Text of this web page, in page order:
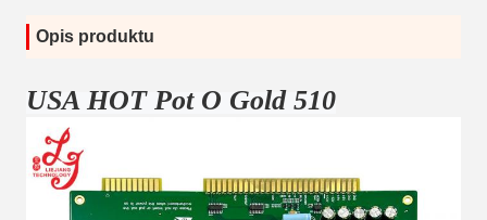
Opis produktu
USA HOT Pot O Gold 510